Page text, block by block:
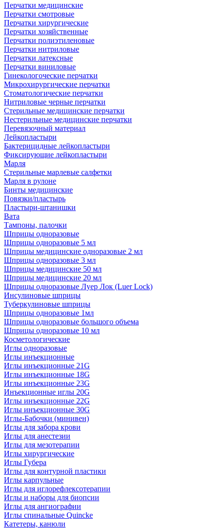
Перчатки медицинские
Перчатки смотровые
Перчатки хирургические
Перчатки хозяйственные
Перчатки полиэтиленовые
Перчатки нитриловые
Перчатки латексные
Перчатки виниловые
Гинекологоческие перчатки
Микрохирургические перчатки
Стоматологические перчатки
Нитриловые черные перчатки
Стерильные медицинские перчатки
Нестерильные медицинские перчатки
Перевязочный материал
Лейкопластыри
Бактерицидные лейкопластыри
Фиксирующие лейкопластыри
Марля
Стерильные марлевые салфетки
Марля в рулоне
Бинты медицинские
Повязки/пластырь
Пластыри-штанишки
Вата
Тампоны, палочки
Шприцы одноразовые
Шприцы одноразовые 5 мл
Шприцы медицинские одноразовые 2 мл
Шприцы одноразовые 3 мл
Шприцы медицинские 50 мл
Шприцы медицинские 20 мл
Шприцы одноразовые Луер Лок (Luer Lock)
Инсулиновые шприцы
Туберкулиновые шприцы
Шприцы одноразовые 1мл
Шприцы одноразовые большого объема
Шприцы одноразовые 10 мл
Косметологические
Иглы одноразовые
Иглы инъекционные
Иглы инъекционные 21G
Иглы инъекционные 18G
Иглы инъекционные 23G
Инъекционные иглы 20G
Иглы инъекционные 22G
Иглы инъекционные 30G
Иглы-Бабочки (минивен)
Иглы для забора крови
Иглы для анестезии
Иглы для мезотерапии
Иглы хирургические
Иглы Губера
Иглы для контурной пластики
Иглы карпульные
Иглы для иглорефлексотерапии
Иглы и наборы для биопсии
Иглы для ангиографии
Иглы спинальные Quincke
Катетеры, канюли